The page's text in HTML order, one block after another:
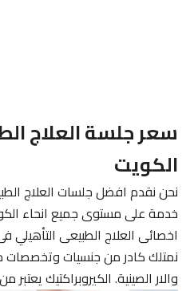
سعر جلسة العلاج
الكويت
نحن نقدم افضل جلسات العلاج
خدمة على مستوى جميع انحاء
اخصائى العلاج الطبيعى
نمتلك كادر من جنسيات وتخصصات
والار الصينية. الكيروبراكتيك